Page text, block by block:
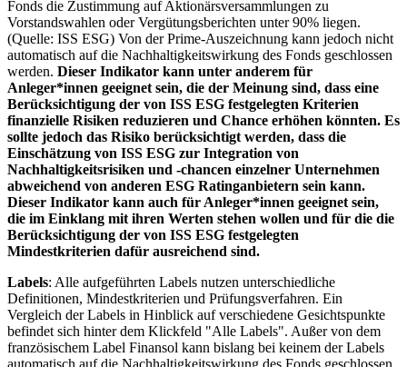
Fonds die Zustimmung auf Aktionärsversammlungen zu
Vorstandswahlen oder Vergütungsberichten unter 90% liegen.
(Quelle: ISS ESG) Von der Prime-Auszeichnung kann jedoch nicht
automatisch auf die Nachhaltigkeitswirkung des Fonds geschlossen
werden. Dieser Indikator kann unter anderem für
Anleger*innen geeignet sein, die der Meinung sind, dass eine
Berücksichtigung der von ISS ESG festgelegten Kriterien
finanzielle Risiken reduzieren und Chance erhöhen könnten. Es
sollte jedoch das Risiko berücksichtigt werden, dass die
Einschätzung von ISS ESG zur Integration von
Nachhaltigkeitsrisiken und -chancen einzelner Unternehmen
abweichend von anderen ESG Ratinganbietern sein kann.
Dieser Indikator kann auch für Anleger*innen geeignet sein,
die im Einklang mit ihren Werten stehen wollen und für die die
Berücksichtigung der von ISS ESG festgelegten
Mindestkriterien dafür ausreichend sind.
Labels: Alle aufgeführten Labels nutzen unterschiedliche
Definitionen, Mindestkriterien und Prüfungsverfahren. Ein
Vergleich der Labels in Hinblick auf verschiedene Gesichtspunkte
befindet sich hinter dem Klickfeld "Alle Labels". Außer von dem
französischem Label Finansol kann bislang bei keinem der Labels
automatisch auf die Nachhaltigkeitswirkung des Fonds geschlossen